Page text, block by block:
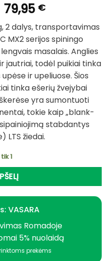
Original
price
was:
98,95 €.
79,95 €Current
price
is:
79,95 €.
2 dalys, transportavimas
MX2 serijos spiningo
masalais. Anglies
jautriai, todėl puikiai tinka
ir upeliuose. Šios
tinka ešerių žvejybai
yra sumontuoti
tokie kaip „blank-
stabdantys
LTS žiedai.
1
VASARA
Romadoje
5% nuolaidą
prekėms